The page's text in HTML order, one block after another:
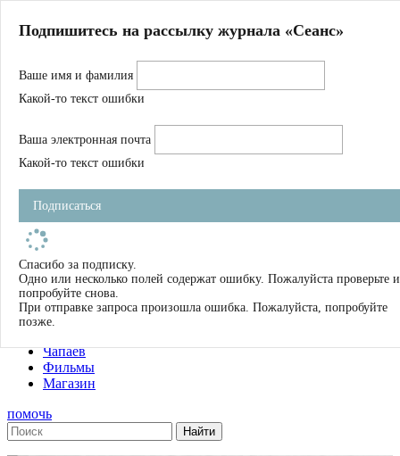
Магазин
Журнал
Школа
Устав
Фильмы
Имена
Тэги
О нас
Журнал
Книги
Чапаев
Фильмы
Магазин
помочь
Подпишитесь на рассылку журнала «Сеанс»
Ваше имя и фамилия
Какой-то текст ошибки
Ваша электронная почта
Какой-то текст ошибки
Подписаться
Спасибо за подписку.
Одно или несколько полей содержат ошибку. Пожалуйста проверьте и
попробуйте снова.
При отправке запроса произошла ошибка. Пожалуйста, попробуйте
позже.